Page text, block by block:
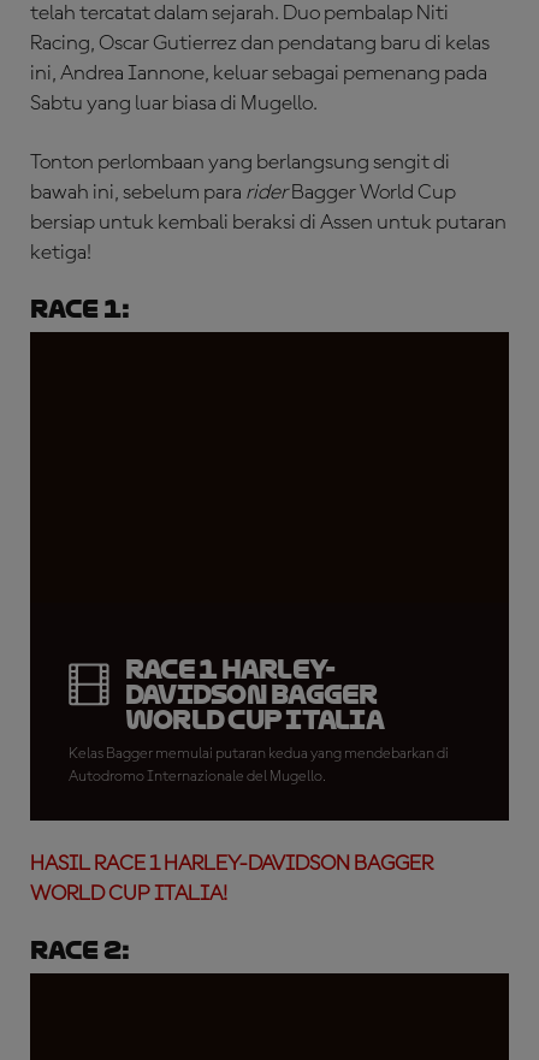
telah tercatat dalam sejarah. Duo pembalap Niti
Racing, Oscar Gutierrez dan pendatang baru di kelas
ini, Andrea Iannone, keluar sebagai pemenang pada
Sabtu yang luar biasa di Mugello.
Tonton perlombaan yang berlangsung sengit di
bawah ini, sebelum para riderBagger World Cup
bersiap untuk kembali beraksi di Assen untuk putaran
ketiga!
Race 1:
Race 1 Harley-
Davidson Bagger
World Cup Italia
Kelas Bagger memulai putaran kedua yang mendebarkan di
Autodromo Internazionale del Mugello.
HASIL RACE 1 HARLEY-DAVIDSON BAGGER
WORLD CUP ITALIA!
Race 2: